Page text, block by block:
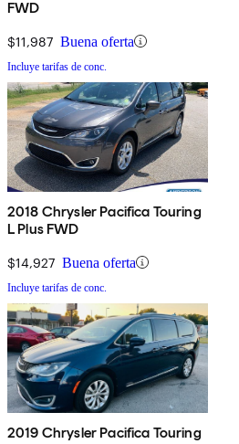
FWD
$11,987 Buena oferta
Incluye tarifas de conc.
2018 Chrysler Pacifica Touring
L Plus FWD
$14,927 Buena oferta
Incluye tarifas de conc.
2019 Chrysler Pacifica Touring